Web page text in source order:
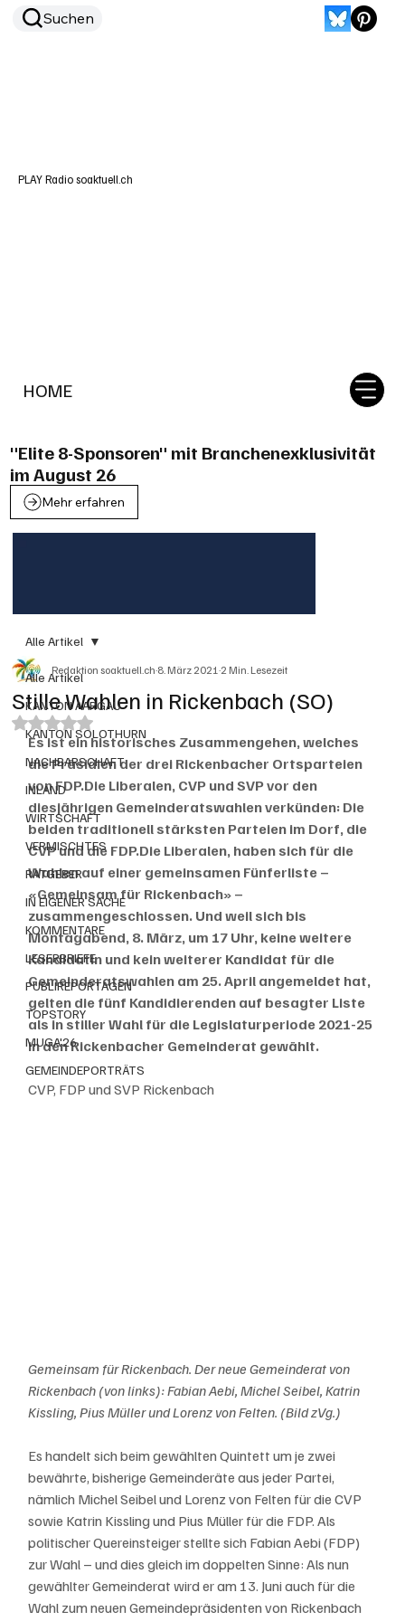
HOME
Suchen
PLAY Radio soaktuell.ch
"Elite 8-Sponsoren" mit Branchenexklusivität
im August 26
Mehr erfahren
Alle Artikel
KANTON AARGAU
KANTON SOLOTHURN
NACHBARSCHAFT
INLAND
WIRTSCHAFT
VERMISCHTES
RATGEBER
IN EIGENER SACHE
KOMMENTARE
LESERBRIEFE
PUBLIREPORTAGEN
TOPSTORY
MUGA'26
GEMEINDEPORTRÄTS
Alle Artikel
Stille Wahlen in Rickenbach (SO)
Redaktion soaktuell.ch8. März 20212 Min. Lesezeit
Mit NaN von 5 Sternen bewertet.
Es ist ein historisches Zusammengehen, welches
die Präsidien der drei Rickenbacher Ortsparteien
von FDP.Die Liberalen, CVP und SVP vor den
diesjährigen Gemeinderatswahlen verkünden: Die
beiden traditionell stärksten Parteien im Dorf, die
CVP und die FDP.Die Liberalen, haben sich für die
Wahlen auf einer gemeinsamen Fünferliste –
«Gemeinsam für Rickenbach» –
zusammengeschlossen. Und weil sich bis
Montagabend, 8. März, um 17 Uhr, keine weitere
Kandidatin und kein weiterer Kandidat für die
Gemeinderatswahlen am 25. April angemeldet hat,
gelten die fünf Kandidierenden auf besagter Liste
als in stiller Wahl für die Legislaturperiode 2021-25
in den Rickenbacher Gemeinderat gewählt.
CVP, FDP und SVP Rickenbach
Gemeinsam für Rickenbach. Der neue Gemeinderat von
Rickenbach (von links): Fabian Aebi, Michel Seibel, Katrin
Kissling, Pius Müller und Lorenz von Felten. (Bild zVg.)
Es handelt sich beim gewählten Quintett um je zwei
bewährte, bisherige Gemeinderäte aus jeder Partei,
nämlich Michel Seibel und Lorenz von Felten für die CVP
sowie Katrin Kissling und Pius Müller für die FDP. Als
politischer Quereinsteiger stellte sich Fabian Aebi (FDP)
zur Wahl – und dies gleich im doppelten Sinne: Als nun
gewählter Gemeinderat wird er am 13. Juni auch für die
Wahl zum neuen Gemeindepräsidenten von Rickenbach